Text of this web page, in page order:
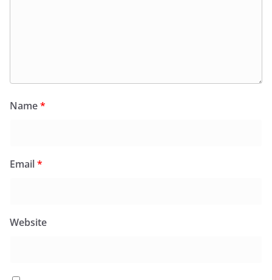
Name*
Email*
Website